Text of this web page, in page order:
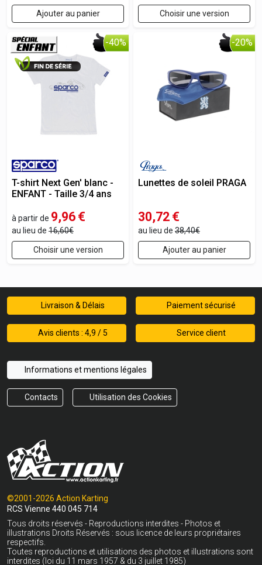
Ajouter au panier Choisir une version
-40%
T-shirt Next Gen' blanc -
ENFANT - Taille 3/4 ans
à partir de 9,96 €
au lieu de 16,60€
Choisir une version
-20%
Lunettes de soleil PRAGA
30,72 €
au lieu de 38,40€
Ajouter au panier
Livraison & Délais Paiement sécurisé
Avis clients : 4,9 / 5 Service client
Informations et mentions légales
Contacts Utilisation des Cookies
©2001-2026 Action Karting
RCS Vienne 440 045 714
Tous droits réservés - Reproductions interdites - Photos et
illustrations Droits Réservés : sous licence de leurs propriétaires
respectifs.
Toutes reproductions et utilisations des photos et illustrations sont
interdites (loi du 11 mars 1957 & du 3 juillet 1985)